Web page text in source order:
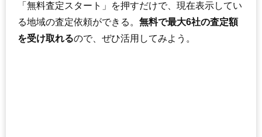
「無料査定スタート」を押すだけで、現在表示してい
る地域の査定依頼ができる。 無料で最大6社の査定額
を受け取れるので、ぜひ活用してみよう。